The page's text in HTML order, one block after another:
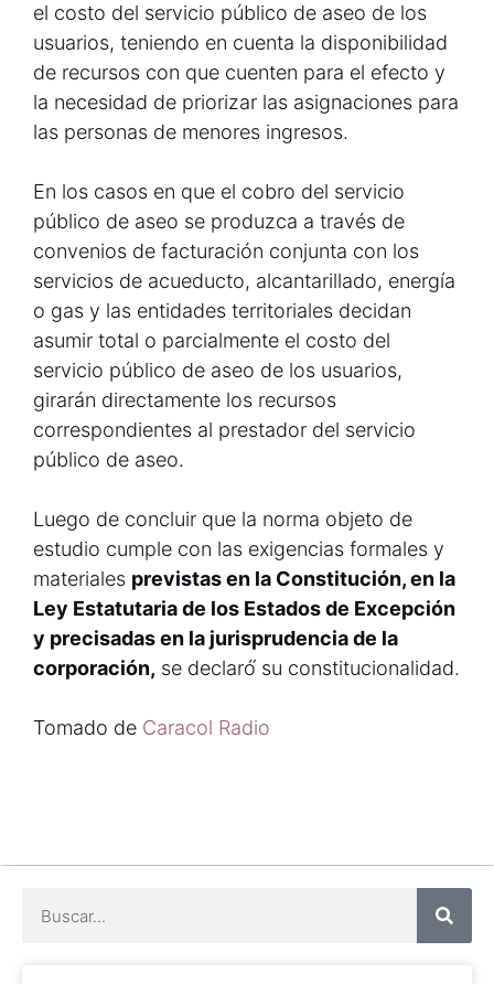
el costo del servicio público de aseo de los
usuarios, teniendo en cuenta la disponibilidad
de recursos con que cuenten para el efecto y
la necesidad de priorizar las asignaciones para
las personas de menores ingresos.
En los casos en que el cobro del servicio
público de aseo se produzca a través de
convenios de facturación conjunta con los
servicios de acueducto, alcantarillado, energía
o gas y las entidades territoriales decidan
asumir total o parcialmente el costo del
servicio público de aseo de los usuarios,
girarán directamente los recursos
correspondientes al prestador del servicio
público de aseo.
Luego de concluir que la norma objeto de
estudio cumple con las exigencias formales y
materiales previstas en la Constitución, en la
Ley Estatutaria de los Estados de Excepción
y precisadas en la jurisprudencia de la
corporación, se declaró́ su constitucionalidad.
Tomado de Caracol Radio